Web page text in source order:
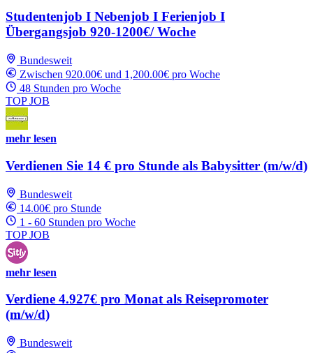
Studentenjob I Nebenjob I Ferienjob I
Übergangsjob 920-1200€/ Woche
Bundesweit
Zwischen 920.00€ und 1,200.00€ pro Woche
48 Stunden pro Woche
TOP JOB
mehr lesen
Verdienen Sie 14 € pro Stunde als Babysitter (m/w/d)
Bundesweit
14.00€ pro Stunde
1 - 60 Stunden pro Woche
TOP JOB
mehr lesen
Verdiene 4.927€ pro Monat als Reisepromoter
(m/w/d)
Bundesweit